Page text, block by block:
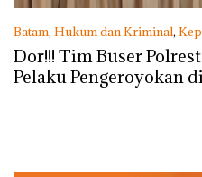
Batam, Hukum dan Kriminal,
Dor!!! Tim Buser
Pelaku Pengeroyokan